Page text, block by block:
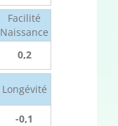
Facilité
Naissance
0,2
Longévité
-0,1